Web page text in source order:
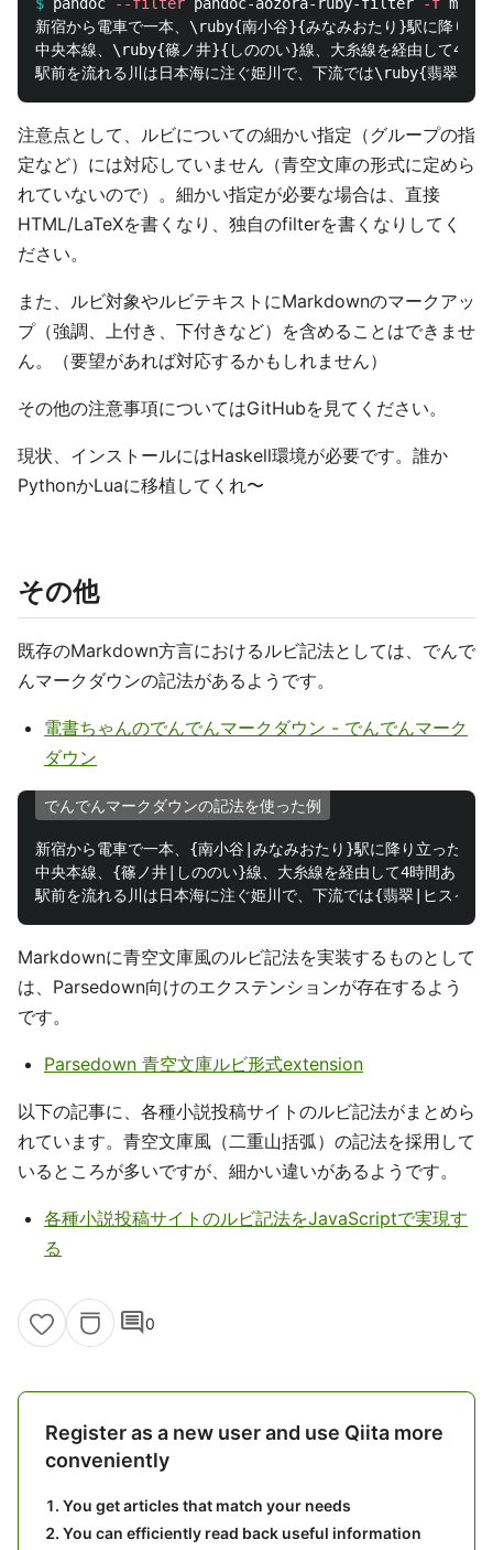
新宿から電車で一本、\ruby{南小谷}{みなみおたり}駅に降り立
中央本線、\ruby{篠ノ井}{しののい}線、大糸線を経由して4時
注意点として、ルビについての細かい指定（グループの指
定など）には対応していません（青空文庫の形式に定めら
れていないので）。細かい指定が必要な場合は、直接
HTML/LaTeXを書くなり、独自のfilterを書くなりしてく
ださい。
また、ルビ対象やルビテキストにMarkdownのマークアッ
プ（強調、上付き、下付きなど）を含めることはできませ
ん。（要望があれば対応するかもしれません）
その他の注意事項についてはGitHubを見てください。
現状、インストールにはHaskell環境が必要です。誰か
PythonかLuaに移植してくれ〜
その他
既存のMarkdown方言におけるルビ記法としては、でんで
んマークダウンの記法があるようです。
電書ちゃんのでんでんマークダウン - でんでんマーク
ダウン
でんでんマークダウンの記法を使った例
新宿から電車で一本、{南小谷|みなみおたり}駅に降り立った。
中央本線、{篠ノ井|しののい}線、大糸線を経由して4時間あま
Markdownに青空文庫風のルビ記法を実装するものとして
は、Parsedown向けのエクステンションが存在するよう
です。
Parsedown 青空文庫ルビ形式extension
以下の記事に、各種小説投稿サイトのルビ記法がまとめら
れています。青空文庫風（二重山括弧）の記法を採用して
いるところが多いですが、細かい違いがあるようです。
各種小説投稿サイトのルビ記法をJavaScriptで実現す
る
comment0
Register as a new user and use Qiita more
conveniently
You get articles that match your needs
You can efficiently read back useful information